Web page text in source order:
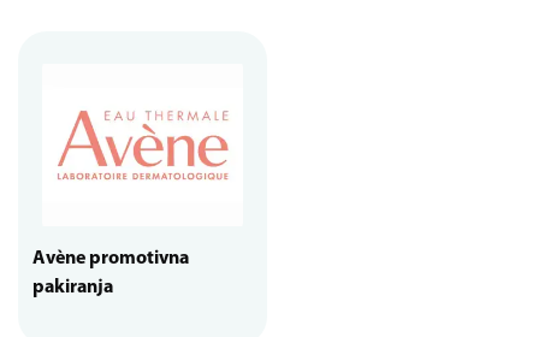
Avène promotivna
pakiranja